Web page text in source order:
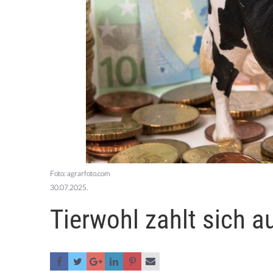
Foto: agrarfoto.com
30.07.2025.
Tierwohl zahlt sich